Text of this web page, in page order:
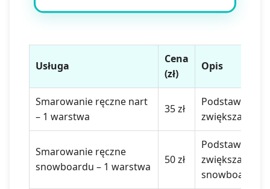
Usługa
Cena
(zł)
Opis
Smarowanie ręczne nart
– 1 warstwa
35 zł
Podstawowa
zwiększająca
Smarowanie ręczne
snowboardu – 1 warstwa
50 zł
Podstawowa
zwiększająca
snowboardu.